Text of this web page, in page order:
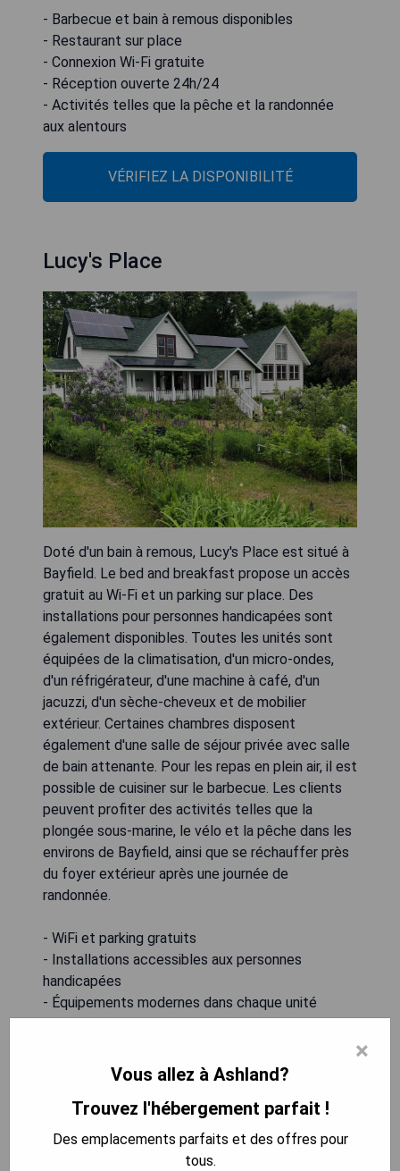
- Barbecue et bain à remous disponibles
- Restaurant sur place
- Connexion Wi-Fi gratuite
- Réception ouverte 24h/24
- Activités telles que la pêche et la randonnée
aux alentours
VÉRIFIEZ LA DISPONIBILITÉ
Lucy's Place
Doté d'un bain à remous, Lucy's Place est situé à
Bayfield. Le bed and breakfast propose un accès
gratuit au Wi-Fi et un parking sur place. Des
installations pour personnes handicapées sont
également disponibles. Toutes les unités sont
équipées de la climatisation, d'un micro-ondes,
d'un réfrigérateur, d'une machine à café, d'un
jacuzzi, d'un sèche-cheveux et de mobilier
extérieur. Certaines chambres disposent
également d'une salle de séjour privée avec salle
de bain attenante. Pour les repas en plein air, il est
possible de cuisiner sur le barbecue. Les clients
peuvent profiter des activités telles que la
plongée sous-marine, le vélo et la pêche dans les
environs de Bayfield, ainsi que se réchauffer près
du foyer extérieur après une journée de
randonnée.
- WiFi et parking gratuits
- Installations accessibles aux personnes
handicapées
- Équipements modernes dans chaque unité
- Activités variées disponibles à proximité
×
Vous allez à Ashland?
Trouvez l'hébergement parfait !
Des emplacements parfaits et des offres pour
tous.